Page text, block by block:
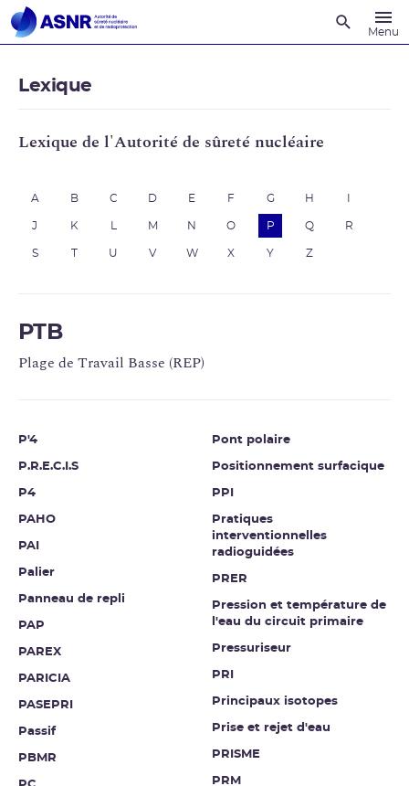
Menu
Lexique
Lexique de l'Autorité de sûreté nucléaire
A B C D E F G H
J K M N O P Q R
S U V W X Y Z
PTB
Plage de Travail Basse (REP)
P'4
P.R.E.C.I.S
P4
PAHO
PAI
Palier
Panneau de repli
PAP
PAREX
PARICIA
PASEPRI
Passif
PBMR
Pont polaire
Positionnement surfacique
PPI
Pratiques
interventionnelles
radioguidées
PRER
Pression et température de
l'eau du circuit primaire
Pressuriseur
PRI
Principaux isotopes
Prise et rejet d'eau
PRISME
PRM